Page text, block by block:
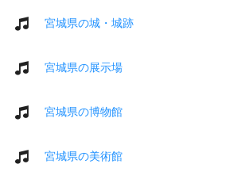
宮城県の城・城跡
宮城県の展示場
宮城県の博物館
宮城県の美術館